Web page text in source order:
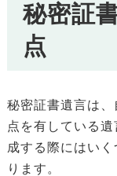
秘密証
点
秘密証書遺言は
点を有している
成する際にはい
ります。